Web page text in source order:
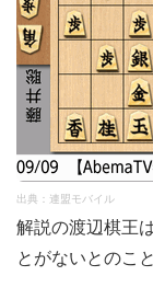
出典：連盟モバイル
解説の渡辺棋王
とがないとのこと